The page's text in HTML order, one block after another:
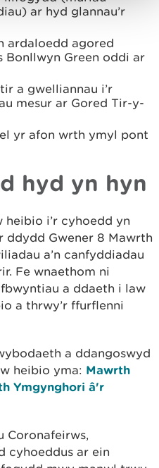
ar hyd glannau’r
ardaloedd agored
Bonllwyn Green oddi ar
a gwelliannau i’r
mesur ar Gored Tir-y-
yr afon wrth ymyl pont
hyd yn hyn
heibio i’r cyhoedd yn
ddydd Gwener 8 Mawrth
a’n canfyddiadau
Fe wnaethom ni
a ddaeth i law
a thrwy’r ffurflenni
a ddangoswyd
heibio yma: Mawrth
Ymgynghori â'r
Coronafeirws,
cyhoeddus ar ein